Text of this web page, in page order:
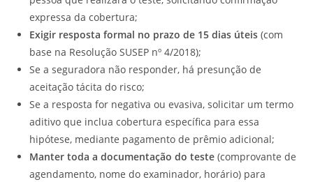
expressa da cobertura;
Exigir resposta formal no prazo de 15 dias úteis (com
base na Resolução SUSEP nº 4/2018);
Se a seguradora não responder, há presunção de
aceitação tácita do risco;
Se a resposta for negativa ou evasiva, solicitar um termo
aditivo que inclua cobertura específica para essa
hipótese, mediante pagamento de prêmio adicional;
Manter toda a documentação do teste (comprovante de
agendamento, nome do examinador, horário) para